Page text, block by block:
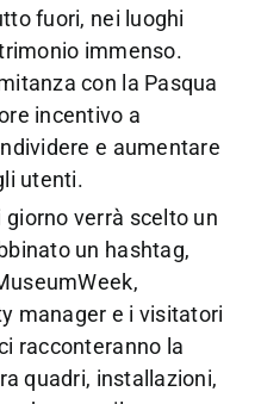
fuori, nei luoghi
immenso.
con la Pasqua
incentivo a
e aumentare
utenti.
giorno verrà scelto un
un hashtag,
manager e i visitatori
racconteranno la
quadri, installazioni,